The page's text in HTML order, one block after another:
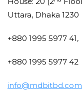
Uttara, Dhaka 1230
+880 1995 5977 41,
+880 1995 5977 42
info@mdbitbd.com